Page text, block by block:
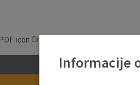
Dnevno financijsko izvješće.pdf
Informacije